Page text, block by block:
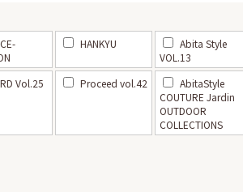
HANKYU
Abita Style
VOL.13
Vol.25 Proceed vol.42
AbitaStyle
COUTURE Jardin
OUTDOOR
COLLECTIONS